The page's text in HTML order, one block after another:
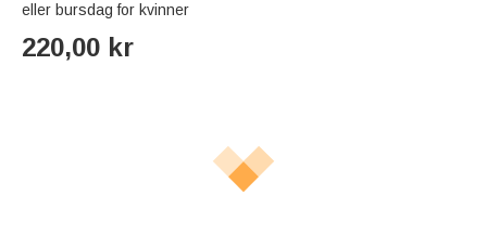
eller bursdag for kvinner
220,00 kr